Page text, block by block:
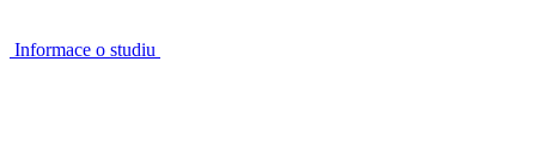
Informace o studiu